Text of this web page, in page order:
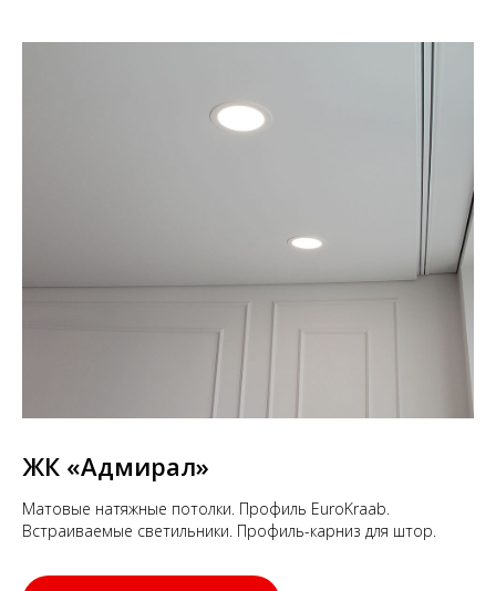
ЖК «Адмирал»
Матовые натяжные потолки. Профиль EuroKraab.
Встраиваемые светильники. Профиль-карниз для штор.